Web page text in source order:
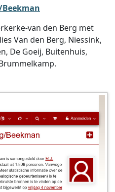
van den Berg met
Van den Berg, Niessink,
De Goeij, Buitenhuis,